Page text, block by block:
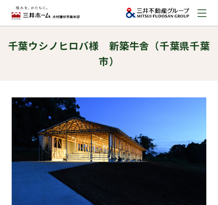
お問い合わせ
資料請求はこちら
事業本部案内
事業内容
建築実例
取扱商品
千葉ウシノヒロバ様 新築牛舎（千葉県千葉
市）